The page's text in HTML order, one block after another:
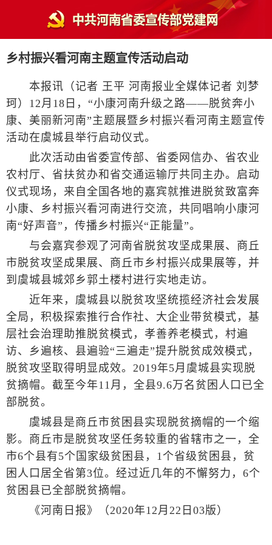
乡村振兴看河南主题宣传活动启动
本报讯（记者 王平 河南报业全媒体记者 刘梦
珂）12月18日，“小康河南升级之路——脱贫奔小
康、美丽新河南”主题展暨乡村振兴看河南主题宣传
活动在虞城县举行启动仪式。
此次活动由省委宣传部、省委网信办、省农业
农村厅、省扶贫办和省交通运输厅共同主办。启动
仪式现场，来自全国各地的嘉宾就推进脱贫致富奔
小康、乡村振兴看河南进行交流，共同唱响小康河
南“好声音”，传播乡村振兴“正能量”。
与会嘉宾参观了河南省脱贫攻坚成果展、商丘
市脱贫攻坚成果展、商丘市乡村振兴成果展等，并
到虞城县城郊乡郭土楼村进行实地走访。
近年来，虞城县以脱贫攻坚统揽经济社会发展
全局，积极探索推行合作社、大企业带贫模式，基
层社会治理助推脱贫模式，孝善养老模式，村遍
访、乡遍核、县遍验“三遍走”提升脱贫成效模式，
脱贫攻坚取得明显成效。2019年5月虞城县实现脱
贫摘帽。截至今年11月，全县9.6万名贫困人口已全
部脱贫。
虞城县是商丘市贫困县实现脱贫摘帽的一个缩
影。商丘市是脱贫攻坚任务较重的省辖市之一，全
市6个县有5个国家级贫困县，1个省级贫困县，贫
困人口居全省第3位。经过近几年的不懈努力，6个
贫困县已全部脱贫摘帽。
《河南日报》（2020年12月22日03版）